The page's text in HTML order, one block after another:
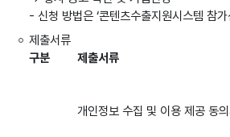
- 신청 방법은 ‘콘텐츠수출지원시스템 참
제출서류
구분
제출서류
개인정보 수집 및 이용 제공 동